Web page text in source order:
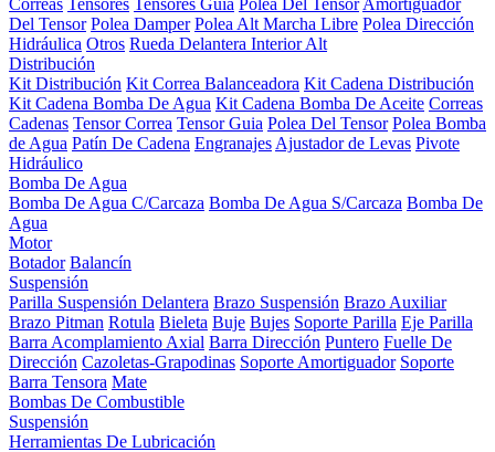
Correas Tensores Tensores Guia Polea Del Tensor Amortiguador
Del Tensor Polea Damper Polea Alt Marcha Libre Polea Dirección
Hidráulica Otros Rueda Delantera Interior Alt
Distribución
Kit Distribución Kit Correa Balanceadora Kit Cadena Distribución
Kit Cadena Bomba De Agua Kit Cadena Bomba De Aceite Correas
Cadenas Tensor Correa Tensor Guia Polea Del Tensor Polea Bomba
de Agua Patín De Cadena Engranajes Ajustador de Levas Pivote
Hidráulico
Bomba De Agua
Bomba De Agua C/Carcaza Bomba De Agua S/Carcaza Bomba De
Agua
Motor
Botador Balancín
Suspensión
Parilla Suspensión Delantera Brazo Suspensión Brazo Auxiliar
Brazo Pitman Rotula Bieleta Buje Bujes Soporte Parilla Eje Parilla
Barra Acomplamiento Axial Barra Dirección Puntero Fuelle De
Dirección Cazoletas-Grapodinas Soporte Amortiguador Soporte
Barra Tensora Mate
Bombas De Combustible
Suspensión
Herramientas De Lubricación